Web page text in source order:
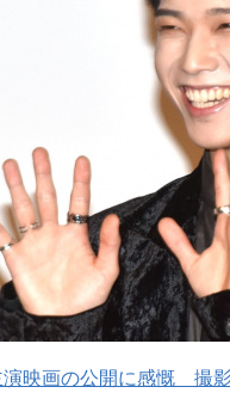
演映画の公開に感慨 撮